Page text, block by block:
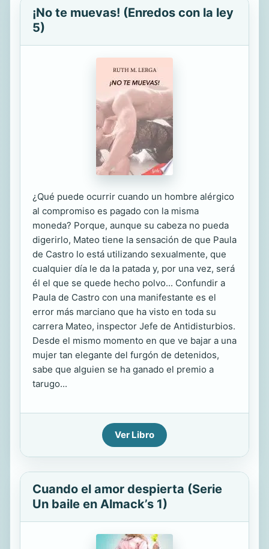
¡No te muevas! (Enredos con la ley
5)
¿Qué puede ocurrir cuando un hombre alérgico
al compromiso es pagado con la misma
moneda? Porque, aunque su cabeza no pueda
digerirlo, Mateo tiene la sensación de que Paula
de Castro lo está utilizando sexualmente, que
cualquier día le da la patada y, por una vez, será
él el que se quede hecho polvo... Confundir a
Paula de Castro con una manifestante es el
error más marciano que ha visto en toda su
carrera Mateo, inspector Jefe de Antidisturbios.
Desde el mismo momento en que ve bajar a una
mujer tan elegante del furgón de detenidos,
sabe que alguien se ha ganado el premio a
tarugo...
Ver Libro
Cuando el amor despierta (Serie
Un baile en Almack’s 1)